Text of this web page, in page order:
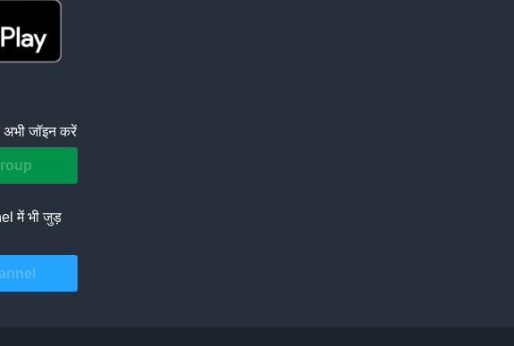
जॉइन करें
में भी जुड़